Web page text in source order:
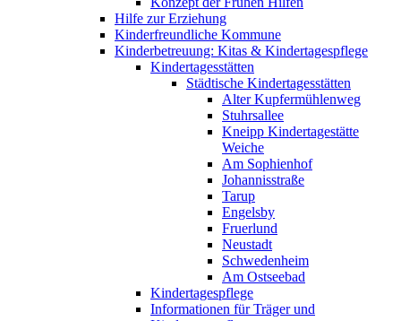
Hilfe zur Erziehung
Kinderfreundliche Kommune
Kinderbetreuung: Kitas & Kindertagespflege
Kindertagesstätten
Städtische Kindertagesstätten
Alter Kupfermühlenweg
Stuhrsallee
Kneipp Kindertagestätte
Weiche
Am Sophienhof
Johannisstraße
Tarup
Engelsby
Fruerlund
Neustadt
Schwedenheim
Am Ostseebad
Kindertagespflege
Informationen für Träger und